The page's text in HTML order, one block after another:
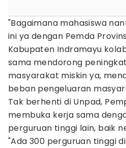
"Bagaimana mahasiswa
ini ya dengan Pemda
Kabupaten Indramayu
sama mendorong
masyarakat miskin ya,
beban pengeluaran
Tak berhenti di Unpad,
membuka kerja sama
perguruan tinggi lain, baik
"Ada 300 perguruan tinggi